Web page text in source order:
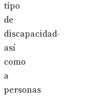
tipo
de
discapacidad-
así
como
a
personas